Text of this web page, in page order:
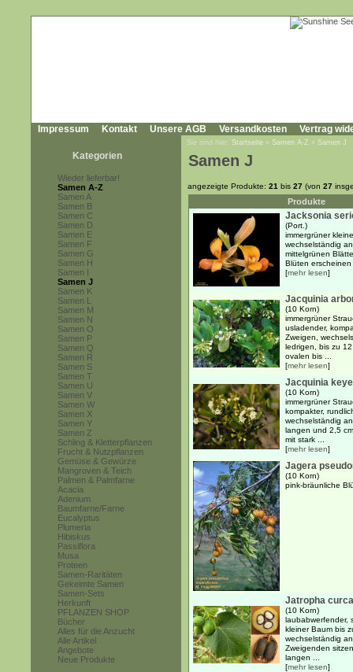
Impressum Kontakt Unsere AGB Versandkosten Vertrag
Kategorien
Wieder lieferbar!
Samen A-Z
Samen A
Samen B
Samen C
Samen D
Samen E
Samen F
Samen G
Samen H
Samen I
Samen J
Samen K
Samen L
Samen M
Samen N
Samen O
Samen P
Samen Q
Samen R
Samen S
Samen T
Samen U
Samen V
Samen W
Samen X
Samen Y
Samen Z
Schling & Kletterpflanzen
Frucht & Nutzpflanzen
Gemüse & Gewürze
Mangroven & Teich
Palmen & Palmfarne
Acacia
Adenium
Baumfarne/Farne
Eucalyptus
Plumeria
Hibiskus
Passiflora
Musa
Proteen
Samen-Raritäten
Gekeimte Samen
Samen-Sets
Herkunft
PFLANZEN SHOP
Bücher
Alles für die Anzucht
Alle Artikel
Angebote
Neue Produkte
Sie sind hier: Startseite » Samen A-Z » Samen J
Samen J
angezeigte Produkte: 21 bis 27 (von 27
Produkte
Jacksonia
(Port.)
immergrüner
wechselständig
mittelgrünen
Blüten
[mehr lesen]
Jacquinia
(10 Korn)
immergrüner
usladender,
Zweigen,
ledrigen, bis zu
ovalen bis ...
[mehr lesen]
Jacquinia
(10 Korn)
immergrüner
kompakter,
wechselständig
langen und 2,5
mit stark ...
[mehr lesen]
Jagera
(10 Korn)
pink-bräunliche
Jatropha
(10 Korn)
laubabwerfender,
kleiner Baum bis
wechselständig
Zweigenden
langen ...
[mehr lesen]